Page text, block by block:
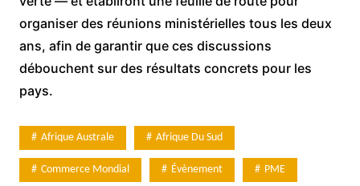
organiser des réunions ministérielles tous les deux
ans, afin de garantir que ces discussions
débouchent sur des résultats concrets pour les
pays.
Afrique Australe Afrique Du Sud
Commerce Mondial Évènement PME